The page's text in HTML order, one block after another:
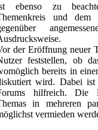
ebenso zu
und dem
der Eröffnung neuer
feststellen, ob
bereits in
wird. Dabei ist
hilfreich. Die
in mehreren
vermieden